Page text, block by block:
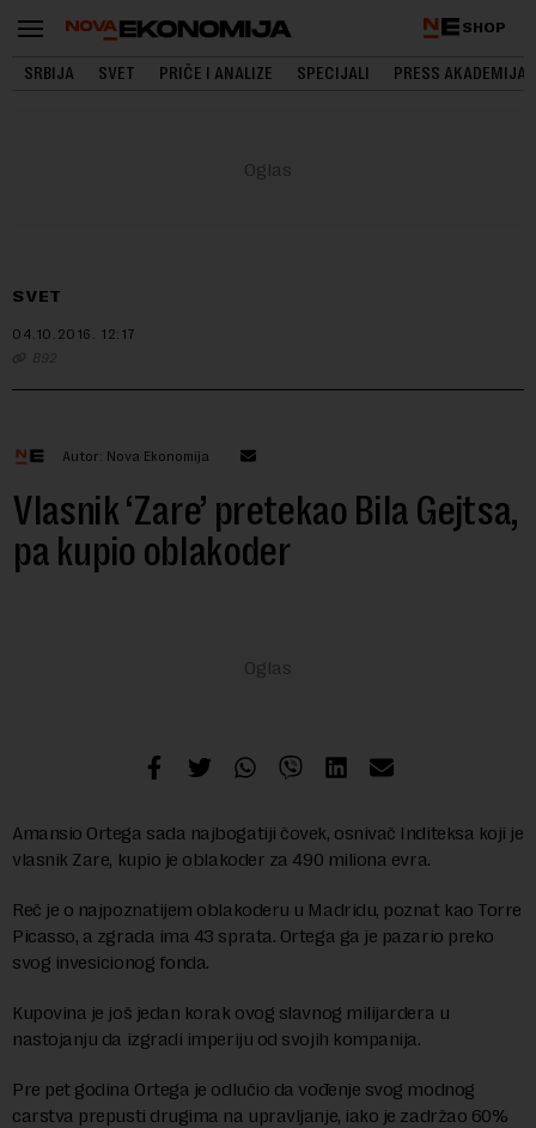
SHOP
SRBIJA SVET PRIČE I ANALIZE SPECIJALI PRESS AKADEMIJA
SVET
04.10.2016. 12:17
B92
Autor: Nova Ekonomija
Vlasnik ‘Zare’ pretekao Bila Gejtsa,
pa kupio oblakoder
Amansio Ortega sada najbogatiji čovek, osnivač Inditeksa koji je
vlasnik Zare, kupio je oblakoder za 490 miliona evra.
Reč je o najpoznatijem oblakoderu u Madridu, poznat kao Torre
Picasso, a zgrada ima 43 sprata. Ortega ga je pazario preko
svog invesicionog fonda.
Kupovina je još jedan korak ovog slavnog milijardera u
nastojanju da izgradi imperiju od svojih kompanija.
Pre pet godina Ortega je odlučio da vođenje svog modnog
carstva prepusti drugima na upravljanje, iako je zadržao 60%